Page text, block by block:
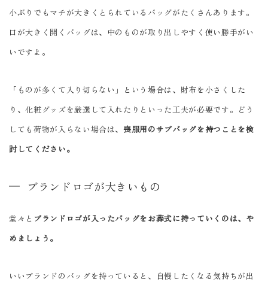
小ぶりでもマチが大きくとられているバッグがたくさんあります。
口が大きく開くバッグは、中のものが取り出しやすく使い勝手がい
いですよ。
「ものが多くて入り切らない」という場合は、財布を小さくした
り、化粧グッズを厳選して入れたりといった工夫が必要です。どう
しても荷物が入らない場合は、喪服用のサブバッグを持つことを検
討してください。
ブランドロゴが大きいもの
堂々と ブランドロゴが入ったバッグをお葬式に持っていくのは、や
めましょう。
いいブランドのバッグを持っていると、自慢したくなる気持ちが出